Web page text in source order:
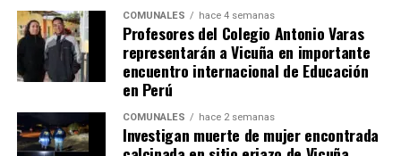
COMUNALES hace 4 semanas
Profesores del Colegio Antonio Varas
representarán a Vicuña en importante
encuentro internacional de Educación
en Perú
COMUNALES hace 2 semanas
Investigan muerte de mujer encontrada